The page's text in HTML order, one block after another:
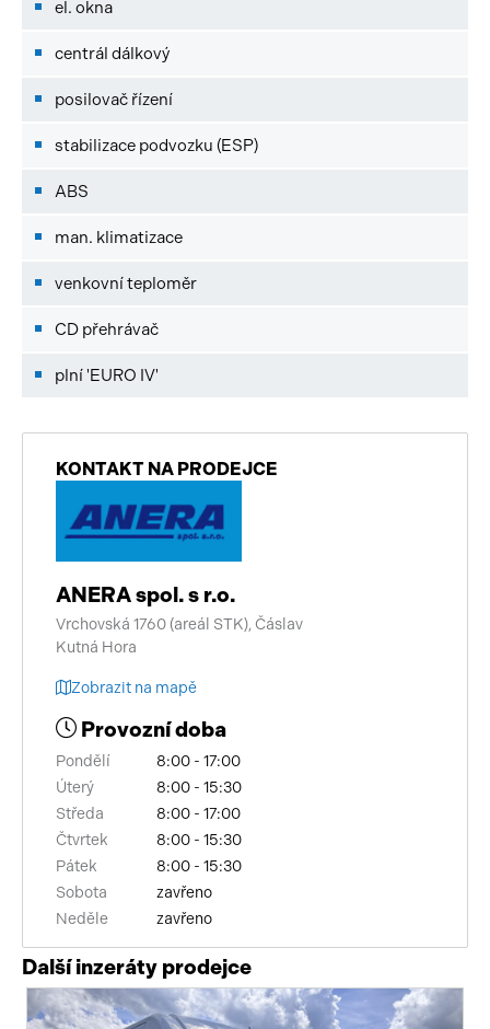
el. okna
centrál dálkový
posilovač řízení
stabilizace podvozku (ESP)
ABS
man. klimatizace
venkovní teploměr
CD přehrávač
plní 'EURO IV'
KONTAKT NA PRODEJCE
ANERA spol. s r.o.
Vrchovská 1760 (areál STK), Čáslav
Kutná Hora
Zobrazit na mapě
Provozní doba
Pondělí
8:00 - 17:00
Úterý
8:00 - 15:30
Středa
8:00 - 17:00
Čtvrtek
8:00 - 15:30
Pátek
8:00 - 15:30
Sobota
zavřeno
Neděle
zavřeno
Další inzeráty prodejce